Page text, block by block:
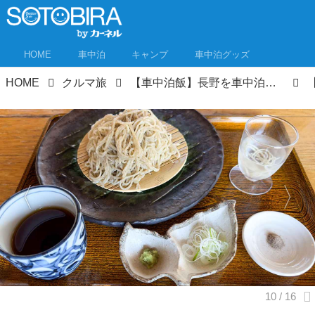
HOME 車中泊 キャンプ 車中泊グッズ
HOME クルマ旅 【車中泊飯】長野を車中泊で旅するなら、うまい「信州そば」を食すべし！ 信州そば処8選